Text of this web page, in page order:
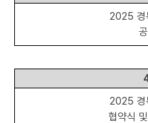
2025 경
2025 경
협약식